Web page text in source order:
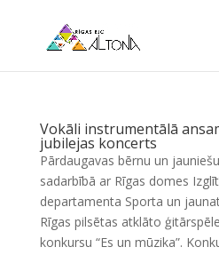
Vokāli instrumentālā
jubilejas koncerts
Pārdaugavas bērnu un
sadarbībā ar Rīgas domes
departamenta Sporta un
Rīgas pilsētas atklāto
konkursu “Es un mūzika”.